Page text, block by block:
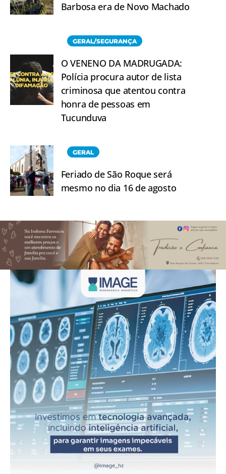
Barbosa era de Novo Machado
GERAL/SEGURANÇA
O VENENO DA MADRUGADA:
Polícia procura autor de lista
criminosa que atentou contra
honra de pessoas em
Tucunduva
GERAL
Feriado de São Roque será
mesmo no dia 16 de agosto